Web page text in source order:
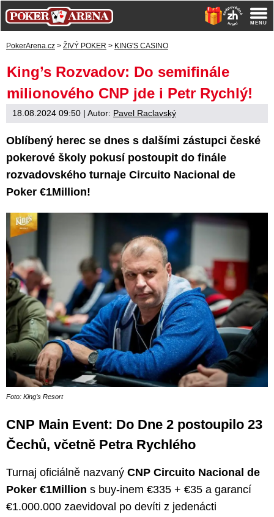
PokerArena.cz > ŽIVÝ POKER > KING'S CASINO
King’s Rozvadov: Do semifinále
milionového CNP jde i Petr Rychlý!
18.08.2024 09:50 | Autor: Pavel Raclavský
Oblíbený herec se dnes s dalšími zástupci české
pokerové školy pokusí postoupit do finále
rozvadovského turnaje Circuito Nacional de
Poker €1Million!
Foto: King’s Resort
CNP Main Event: Do Dne 2 postoupilo 23
Čechů, včetně Petra Rychlého
Turnaj oficiálně nazvaný CNP Circuito Nacional de
Poker €1Million s buy-inem €335 + €35 a garancí
€1.000.000 zaevidoval po devíti z jedenácti